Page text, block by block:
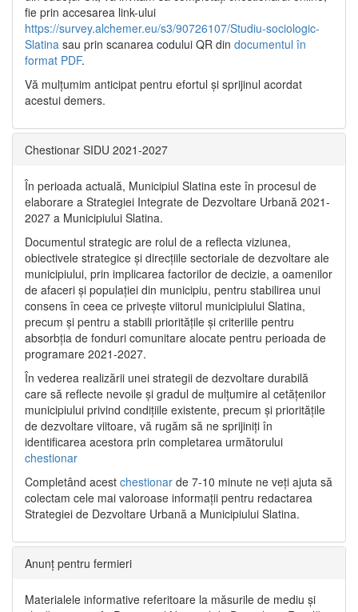
fie prin accesarea link-ului
https://survey.alchemer.eu/s3/90726107/Studiu-sociologic-
Slatina sau prin scanarea codului QR din documentul în
format PDF.
Vă mulţumim anticipat pentru efortul şi sprijinul acordat
acestui demers.
Chestionar SIDU 2021-2027
În perioada actuală, Municipiul Slatina este în procesul de
elaborare a Strategiei Integrate de Dezvoltare Urbană 2021‐
2027 a Municipiului Slatina.
Documentul strategic are rolul de a reflecta viziunea,
obiectivele strategice și direcțiile sectoriale de dezvoltare ale
municipiului, prin implicarea factorilor de decizie, a oamenilor
de afaceri și populației din municipiu, pentru stabilirea unui
consens în ceea ce privește viitorul municipiului Slatina,
precum și pentru a stabili prioritățile și criteriile pentru
absorbția de fonduri comunitare alocate pentru perioada de
programare 2021-2027.
În vederea realizării unei strategii de dezvoltare durabilă
care să reflecte nevoile și gradul de mulțumire al cetățenilor
municipiului privind condițiile existente, precum și prioritățile
de dezvoltare viitoare, vă rugăm să ne sprijiniți în
identificarea acestora prin completarea următorului
chestionar
Completând acest chestionar de 7-10 minute ne veți ajuta să
colectam cele mai valoroase informații pentru redactarea
Strategiei de Dezvoltare Urbană a Municipiului Slatina.
Anunț pentru fermieri
Materialele informative referitoare la măsurile de mediu și